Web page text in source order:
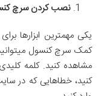
نصب کردن سرچ
یکی مهمترین ابزارها
کمک سرچ کنسول
مشاهده کنید. کلمه
کنید، خطاهایی که در